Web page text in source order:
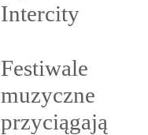
Intercity
Festiwale
muzyczne
przyciągają